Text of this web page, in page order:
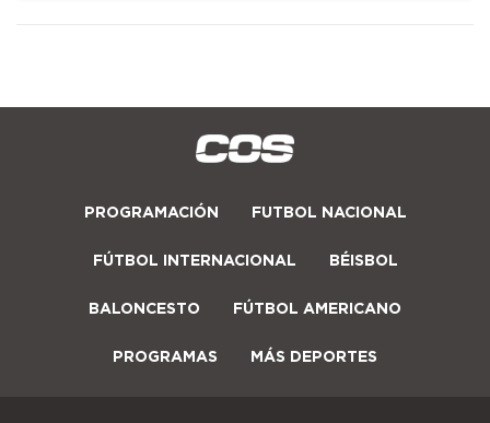
PROGRAMACIÓN FUTBOL NACIONAL
FÚTBOL INTERNACIONAL BÉISBOL
BALONCESTO FÚTBOL AMERICANO
PROGRAMAS MÁS DEPORTES